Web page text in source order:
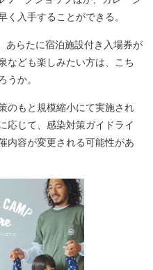
入手することができる。
あらたに宿泊施設付き入場券が
なども楽しみたい方は、こち
か。
のもと規模縮小にて実施され
応じて、感染対策ガイドライ
内容が変更される可能性があ